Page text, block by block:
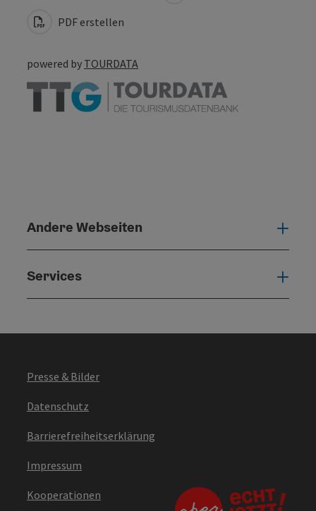
PDF erstellen
powered by TOURDATA
Andere Webseiten
Services
Presse & Bilder
Datenschutz
Barrierefreiheitserklärung
Impressum
Kooperationen